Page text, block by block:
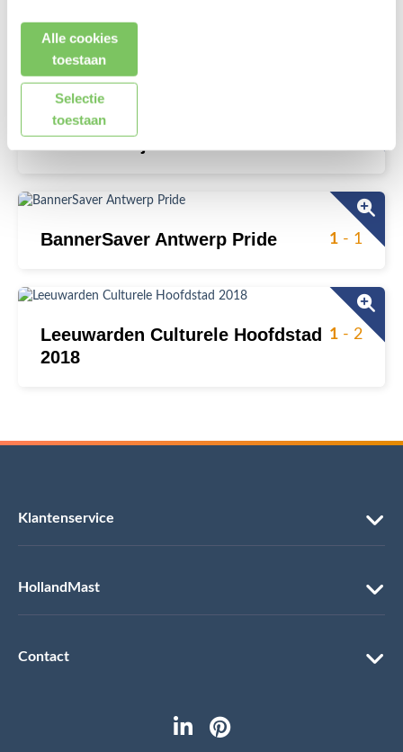
Alle cookies
toestaan
Selectie
toestaan
Bilthoven
1 - 1
BannerSaver Antwerp Pride
1 - 2
Leeuwarden Culturele Hoofdstad
2018
Klantenservice
HollandMast
Contact